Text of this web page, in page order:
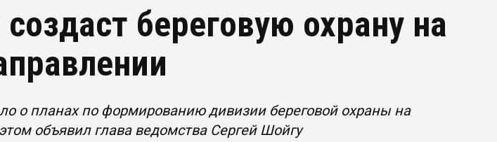
береговую охрану на
о планах по формированию дивизии береговой охраны на
объявил глава ведомства Сергей Шойгу